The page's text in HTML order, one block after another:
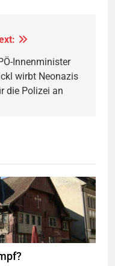
Innenminister
wirbt Neonazis
die Polizei an
FriedrichCC BY-SA 2.5
Wikimedia Commons